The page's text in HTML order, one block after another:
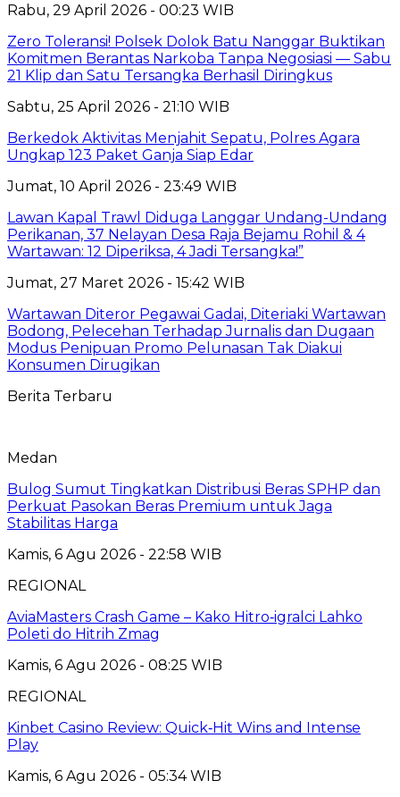
Rabu, 29 April 2026 - 00:23 WIB
Zero Toleransi! Polsek Dolok Batu Nanggar Buktikan
Komitmen Berantas Narkoba Tanpa Negosiasi — Sabu
21 Klip dan Satu Tersangka Berhasil Diringkus
Sabtu, 25 April 2026 - 21:10 WIB
Berkedok Aktivitas Menjahit Sepatu, Polres Agara
Ungkap 123 Paket Ganja Siap Edar
Jumat, 10 April 2026 - 23:49 WIB
Lawan Kapal Trawl Diduga Langgar Undang-Undang
Perikanan, 37 Nelayan Desa Raja Bejamu Rohil & 4
Wartawan: 12 Diperiksa, 4 Jadi Tersangka!”
Jumat, 27 Maret 2026 - 15:42 WIB
Wartawan Diteror Pegawai Gadai, Diteriaki Wartawan
Bodong, Pelecehan Terhadap Jurnalis dan Dugaan
Modus Penipuan Promo Pelunasan Tak Diakui
Konsumen Dirugikan
Berita Terbaru
Medan
Bulog Sumut Tingkatkan Distribusi Beras SPHP dan
Perkuat Pasokan Beras Premium untuk Jaga
Stabilitas Harga
Kamis, 6 Agu 2026 - 22:58 WIB
REGIONAL
AviaMasters Crash Game – Kako Hitro‑igralci Lahko
Poleti do Hitrih Zmag
Kamis, 6 Agu 2026 - 08:25 WIB
REGIONAL
Kinbet Casino Review: Quick‑Hit Wins and Intense
Play
Kamis, 6 Agu 2026 - 05:34 WIB